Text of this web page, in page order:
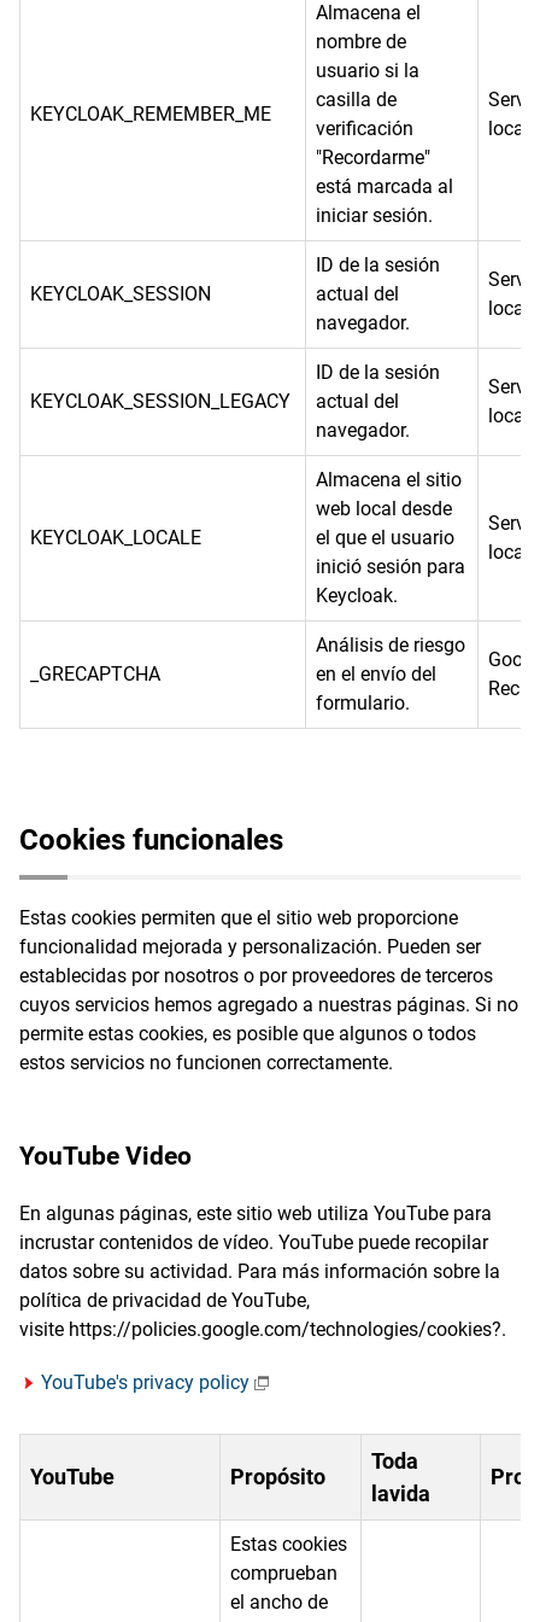
KEYCLOAK_REMEMBER_ME
Almacena el
nombre de
usuario si la
casilla de
verificación
"Recordarme"
está marcada al
iniciar sesión.
local
KEYCLOAK_SESSION
ID de la sesión
actual del
navegador.
local
KEYCLOAK_SESSION_LEGACY
ID de la sesión
actual del
navegador.
local
KEYCLOAK_LOCALE
Almacena el sitio
web local desde
el que el usuario
inició sesión para
Keycloak.
local
_GRECAPTCHA
Análisis de riesgo
en el envío del
formulario.
Cookies funcionales
Estas cookies permiten que el sitio web proporcione
funcionalidad mejorada y personalización. Pueden ser
establecidas por nosotros o por proveedores de terceros
cuyos servicios hemos agregado a nuestras páginas. Si no
permite estas cookies, es posible que algunos o todos
estos servicios no funcionen correctamente.
YouTube Video
En algunas páginas, este sitio web utiliza YouTube para
incrustar contenidos de vídeo. YouTube puede recopilar
datos sobre su actividad. Para más información sobre la
política de privacidad de YouTube,
visite https://policies.google.com/technologies/cookies?.
YouTube's privacy policy
YouTube Propósito
Toda
lavida
Estas cookies
comprueban
el ancho de